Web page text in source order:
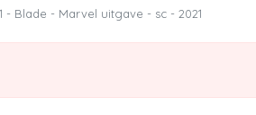
- Blade - Marvel uitgave - sc - 2021